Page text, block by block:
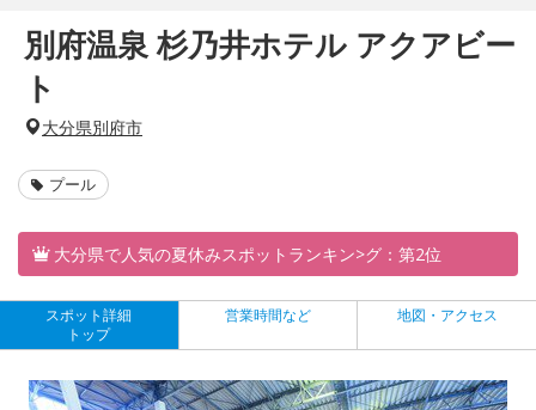
別府温泉 杉乃井ホテル アクアビー
ト
大分県別府市
プール
大分県で人気の夏休みスポットランキン>グ：第2位
スポット詳細
トップ
営業時間など 地図・アクセス